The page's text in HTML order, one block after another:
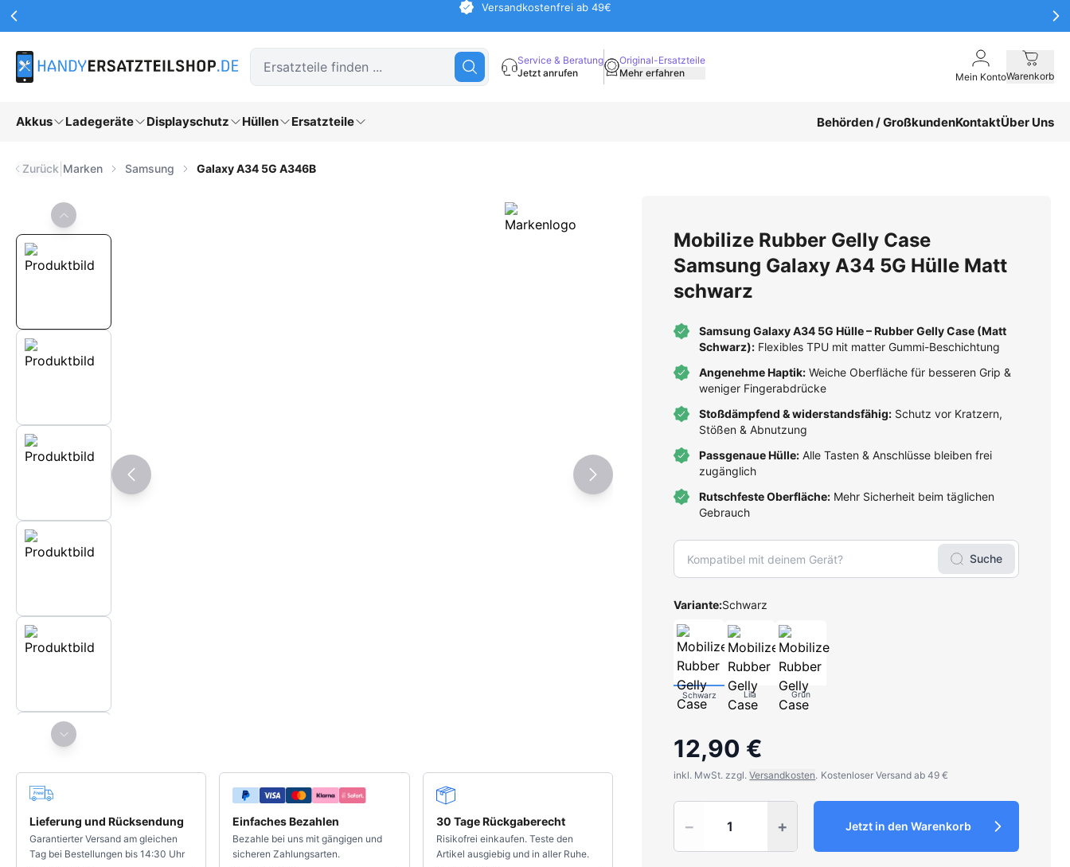
Zum Hauptinhalt springen
Werbeaktionen Kopfzeile Versandkostenfrei ab 49€
Service & Beratung
Jetzt anrufen
Original-Ersatzteile
Mehr erfahren
Mein KontoWarenkorb
Akkus Ladegeräte Displayschutz Hüllen Ersatzteile Behörden / GroßkundenKontaktÜber Uns
Zurück Marken Samsung Galaxy A34 5G A346B
Mobilize Rubber Gelly Case
Samsung Galaxy A34 5G Hülle Matt
schwarz
Samsung Galaxy A34 5G Hülle – Rubber Gelly Case (Matt
Schwarz): Flexibles TPU mit matter Gummi-Beschichtung
Angenehme Haptik: Weiche Oberfläche für besseren Grip &
weniger Fingerabdrücke
Stoßdämpfend & widerstandsfähig: Schutz vor Kratzern,
Stößen & Abnutzung
Passgenaue Hülle: Alle Tasten & Anschlüsse bleiben frei
zugänglich
Rutschfeste Oberfläche: Mehr Sicherheit beim täglichen
Gebrauch
Suche
Variante:Schwarz
Schwarz Lila Grün
12,90 €
inkl. MwSt. zzgl.Versandkosten. Kostenloser Versand ab 49 €
− + Jetzt in den Warenkorb
Lieferung und Rücksendung
Garantierter Versand am gleichen
Tag bei Bestellungen bis 14:30 Uhr
Einfaches Bezahlen
Bezahle bei uns mit gängigen und
sicheren Zahlungsarten.
30 Tage Rückgaberecht
Risikofrei einkaufen. Teste den
Artikel ausgiebig und in aller Ruhe.